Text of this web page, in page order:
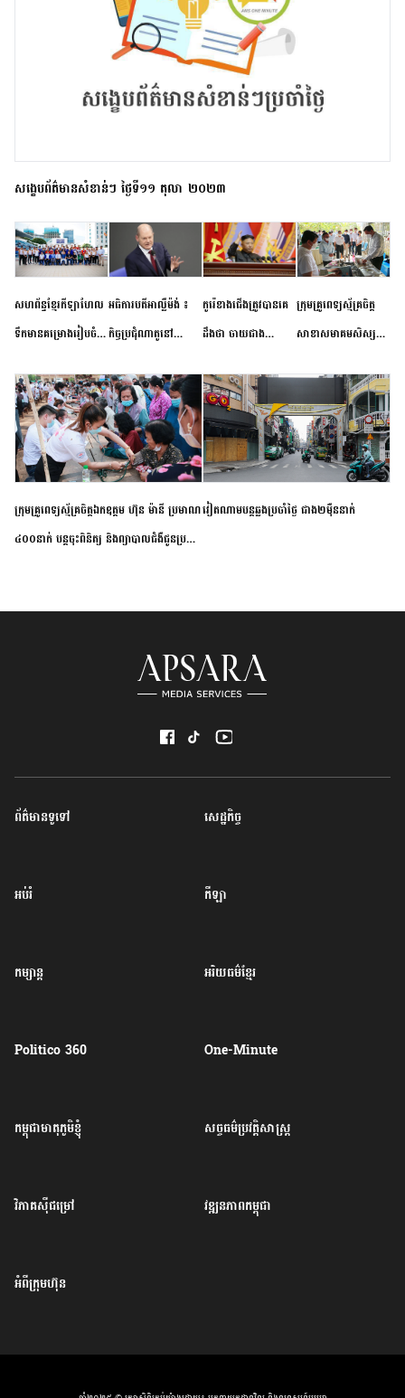
សង្ខេបព័ត៌មានសំខាន់ៗ ថ្ងៃទី១១ តុលា ២០២៣
សហព័ន្ធខ្មែរកីឡាហែល
ទឹកមានគម្រោងរៀបចំ
កម្រិតបឋម ដល់ឧត្តម
សិក្សានាពេលខាងមុខ
អធិការបតីអាល្លឺម៉ង់ ៖
កិច្ចប្រជុំណាតូនៅ
ខាងមុខនឹងបញ្ជូនសញ្ញា
នៃភាពស្អិតរមួត និង
ការប្តេជ្ញាចិត្ត
កូរ៉េខាងជើងត្រូវបានគេ
ដឹងថា ចាយជាង
អភិវឌ្ឍន៍នុយក្លេអ៊ែរ
ក្រុមគ្រូពេទ្យស្ម័គ្រចិត្ត
សាខាសមាគមសិស្ស
ខេត្តកំពង់ចាម ចុះពិនិត្យ
ពិគ្រោះជំងឺទូទៅ និងផ្តល់
ថ្នាំពេទ្យជូនប្រជាពលរដ្ឋ
រស់នៅសង្កាត់បឹងកុក
ក្រុមគ្រូពេទ្យស្ម័គ្រចិត្តឯកឧត្តម ហ៊ុន ម៉ានី ប្រមាណ
៤០០នាក់ បន្តចុះពិនិត្យ និងព្យាបាលជំងឺជូនប្រជា
វៀតណាម​បន្ត​ឆ្លង​ប្រចាំថ្ងៃ​ ​ជាង​២​ម៉ឺន​នាក់​
ព័ត៌មានទូទៅ សេដ្ឋកិច្ច
អប់រំ កីឡា
កម្សាន្ត អរិយធម៌ខ្មែរ
Politico 360 One-Minute
កម្ពុជាមាតុភូមិខ្ញុំ សច្ចធម៌ប្រវត្តិសាស្ត្រ
វិភាគសុីជម្រៅ វឌ្ឍនភាពកម្ពុជា
អំពីក្រុមហ៊ុន